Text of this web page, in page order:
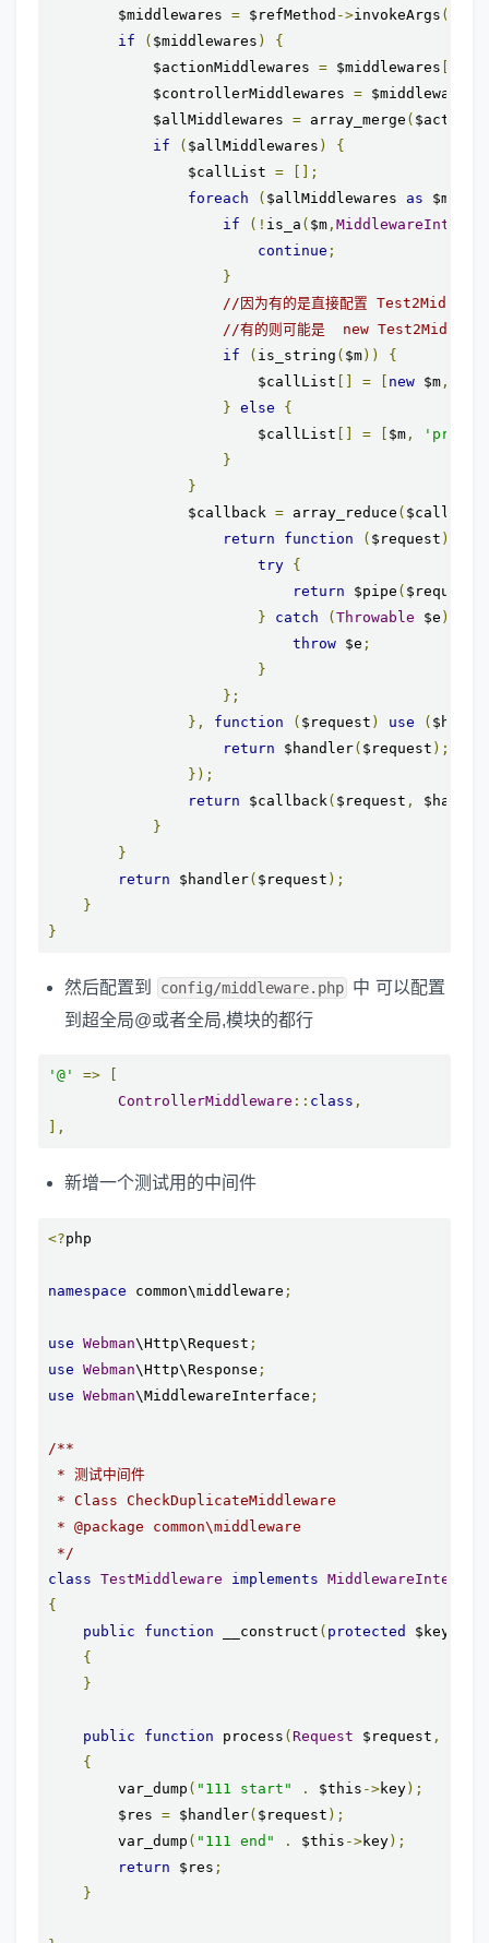
        $middlewares
= $refMethod ->invokeArgs (
if
( $middlewares )
{
            $actionMiddlewares
= $middlewares
            $controllerMiddlewares
= $middlewares
            $allMiddlewares
= array_merge (
if
( $allMiddlewares )
{
                $callList
=
[];
foreach
( $allMiddlewares as $m
if
(! is_a ( $m ,
continue ;
}
//因为有的是直接配置
//有的则可能是  new
if
( is_string ( $m ))
{
                        $callList
= new $m ,
} else
{
                        $callList
= $m ,
}
}
                $callback
= array_reduce ( $callList
return
function ( $request )
try {
return $pipe ( $request
}
catch ( Throwable $e )
throw $e ;
}
};
},
function ( $request ) use (
return $handler( $request );
});
return $callback ( $request ,
}
}
return $handler( $request );
}
}
然后配置到 config/middleware.php 中 可以配置
到超全局@或者全局,模块的都行
'@' =>
ControllerMiddleware :: class ,
],
新增一个测试用的中间件
<?php
namespace common\middleware ;
use Webman\Http\Request ;
use Webman\Http\Response ;
use Webman\MiddlewareInterface ;
/**
* 测试中间件
* Class CheckDuplicateMiddleware
* @package common\middleware
*/
class TestMiddleware implements
{
public
function __construct ( protected $key
{
}
public function process ( Request $request ,
{
        var_dump
( "111 start" . $this ->key );
        $res
= $handler( $request );
        var_dump
( "111 end" . $this ->key );
return $res ;
}